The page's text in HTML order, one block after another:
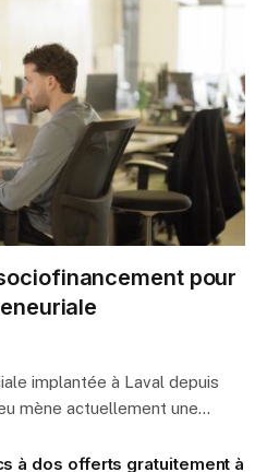
pour
implantée à Laval depuis
mène actuellement une…
à dos offerts gratuitement à